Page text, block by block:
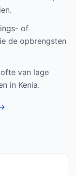
of
de opbrengsten
van lage
in Kenia.